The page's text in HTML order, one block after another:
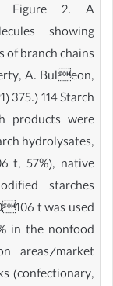
Figure 2. A
showing
branch chains
A. Buleon,
375.) 114 Starch
products were
hydrolysates,
t, 57%), native
starches
t was used
in the nonfood
areas/market
(confectionary,